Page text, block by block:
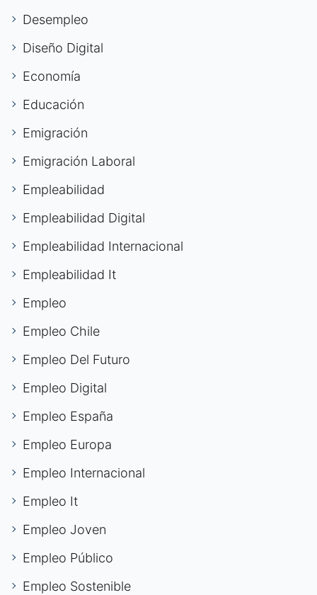
Desempleo
Diseño Digital
Economía
Educación
Emigración
Emigración Laboral
Empleabilidad
Empleabilidad Digital
Empleabilidad Internacional
Empleabilidad It
Empleo
Empleo Chile
Empleo Del Futuro
Empleo Digital
Empleo España
Empleo Europa
Empleo Internacional
Empleo It
Empleo Joven
Empleo Público
Empleo Sostenible